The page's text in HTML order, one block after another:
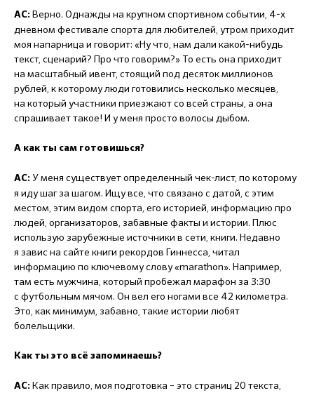
АС: Верно. Однажды на крупном спортивном событии, 4-х
дневном фестивале спорта для любителей, утром приходит
моя напарница и говорит: «Ну что, нам дали какой-нибудь
текст, сценарий? Про что говорим?» То есть она приходит
на масштабный ивент, стоящий под десяток миллионов
рублей, к которому люди готовились несколько месяцев,
на который участники приезжают со всей страны, а она
спрашивает такое! И у меня просто волосы дыбом.
А как ты сам готовишься?
АС: У меня существует определенный чек-лист, по которому
я иду шаг за шагом. Ищу все, что связано с датой, с этим
местом, этим видом спорта, его историей, информацию про
людей, организаторов, забавные факты и истории. Плюс
использую зарубежные источники в сети, книги. Недавно
я завис на сайте книги рекордов Гиннесса, читал
информацию по ключевому слову «marathon». Например,
там есть мужчина, который пробежал марафон за 3:30
с футбольным мячом. Он вел его ногами все 42 километра.
Это, как минимум, забавно, такие истории любят
болельщики.
Как ты это всё запоминаешь?
АС: Как правило, моя подготовка – это страниц 20 текста,